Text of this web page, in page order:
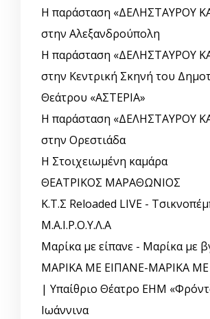
Η παράσταση «ΔΕΛΗΣΤΑΥΡΟΥ
στην Αλεξανδρούπολη
Η παράσταση «ΔΕΛΗΣΤΑΥΡΟΥ
στην Κεντρική Σκηνή του
Θεάτρου «ΑΣΤΕΡΙΑ»
Η παράσταση «ΔΕΛΗΣΤΑΥΡΟΥ
στην Ορεστιάδα
Η Στοιχειωμένη καμάρα
ΘΕΑΤΡΙΚΟΣ ΜΑΡΑΘΩΝΙΟΣ
Κ.Τ.Σ Reloaded LIVE -
Μ.Α.Ι.Ρ.Ο.Υ.Λ.Α
Μαρίκα με είπανε - Μαρίκα με
ΜΑΡΙΚΑ ΜΕ ΕΙΠΑΝΕ-ΜΑΡΙΚΑ
| Υπαίθριο Θέατρο ΕΗΜ
Ιωάννινα